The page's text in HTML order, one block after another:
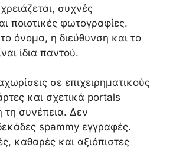
συχνές
ποιοτικές φωτογραφίες.
όνομα, η διεύθυνση και το
ίδια παντού.
σε επιχειρηματικούς
και σχετικά portals
τη συνέπεια. Δεν
spammy εγγραφές.
καθαρές και αξιόπιστες